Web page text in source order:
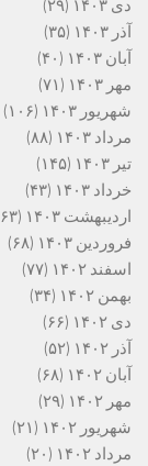
دی ۱۴۰۳
(۲۹)
آذر ۱۴۰۳
(۳۵)
آبان ۱۴۰۳
(۴۰)
مهر ۱۴۰۳
(۷۱)
شهریور ۱۴۰۳
(۱۰۶)
مرداد ۱۴۰۳
(۸۸)
تیر ۱۴۰۳
(۱۴۵)
خرداد ۱۴۰۳
(۴۳)
اردیبهشت ۱۴۰۳
(۶۳)
فروردین ۱۴۰۳
(۶۸)
اسفند ۱۴۰۲
(۷۷)
بهمن ۱۴۰۲
(۳۴)
دی ۱۴۰۲
(۶۶)
آذر ۱۴۰۲
(۵۲)
آبان ۱۴۰۲
(۶۸)
مهر ۱۴۰۲
(۲۹)
شهریور ۱۴۰۲
(۲۱)
مرداد ۱۴۰۲
(۲۰)